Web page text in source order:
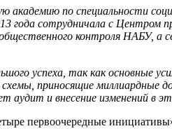
академию по специальности
года сотрудничала с Центром
контроля НАБУ,
успеха, так как основные
приносящие миллиардные
аудит и внесение изменений в
первоочередные